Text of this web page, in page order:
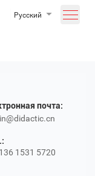
Русский
почта:
1531 5720